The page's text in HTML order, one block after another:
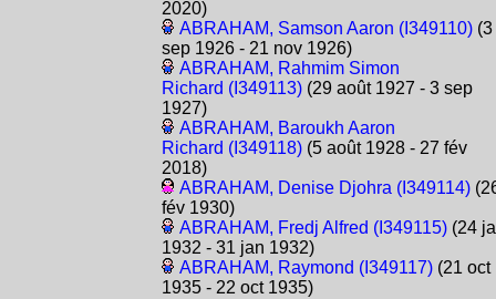
2020)
ABRAHAM, Samson Aaron (I349110)(3
sep 1926 - 21 nov 1926)
ABRAHAM, Rahmim Simon
Richard (I349113)(29 août 1927 - 3 sep
1927)
ABRAHAM, Baroukh Aaron
Richard (I349118)(5 août 1928 - 27 fév
2018)
ABRAHAM, Denise Djohra (I349114)
fév 1930)
ABRAHAM, Fredj Alfred (I349115)(24
1932 - 31 jan 1932)
ABRAHAM, Raymond (I349117)(21 oct
1935 - 22 oct 1935)